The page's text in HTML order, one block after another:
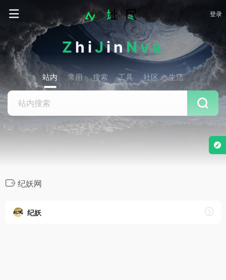
登录
ZhiJinNva
站内 常用 搜索 工具 社区 生活
纪妖网
纪妖